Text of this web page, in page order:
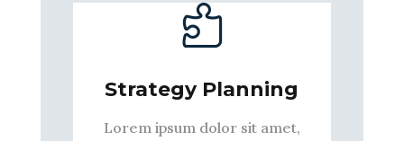

Strategy Planning
Lorem ipsum dolor sit amet,